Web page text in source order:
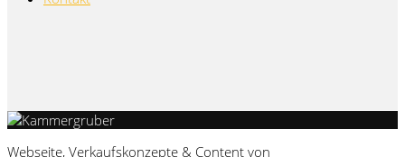
Webseite, Verkaufskonzepte & Content von